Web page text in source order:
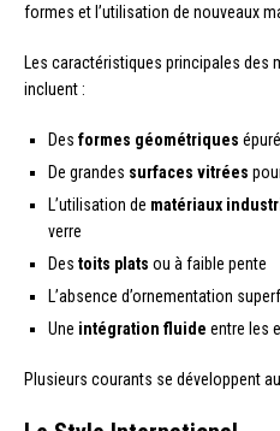
formes et l’utilisation de nouveaux
Les caractéristiques principales
incluent :
Des formes géométriques
De grandes surfaces vitrées
L’utilisation de matériaux
verre
Des toits plats ou à faible pente
L’absence d’ornementation
Une intégration fluide entre les
Plusieurs courants se développent